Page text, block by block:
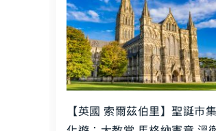
【英國 索爾茲伯里】聖誕市